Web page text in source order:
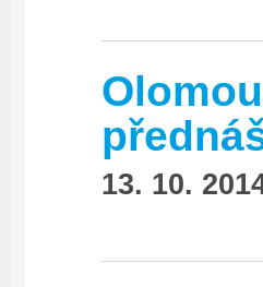
13. 10.